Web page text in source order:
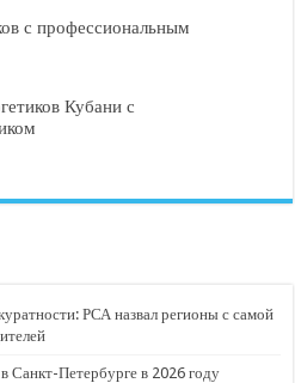
с профессиональным
Кубани с
РСА назвал регионы с самой
Петербурге в 2026 году